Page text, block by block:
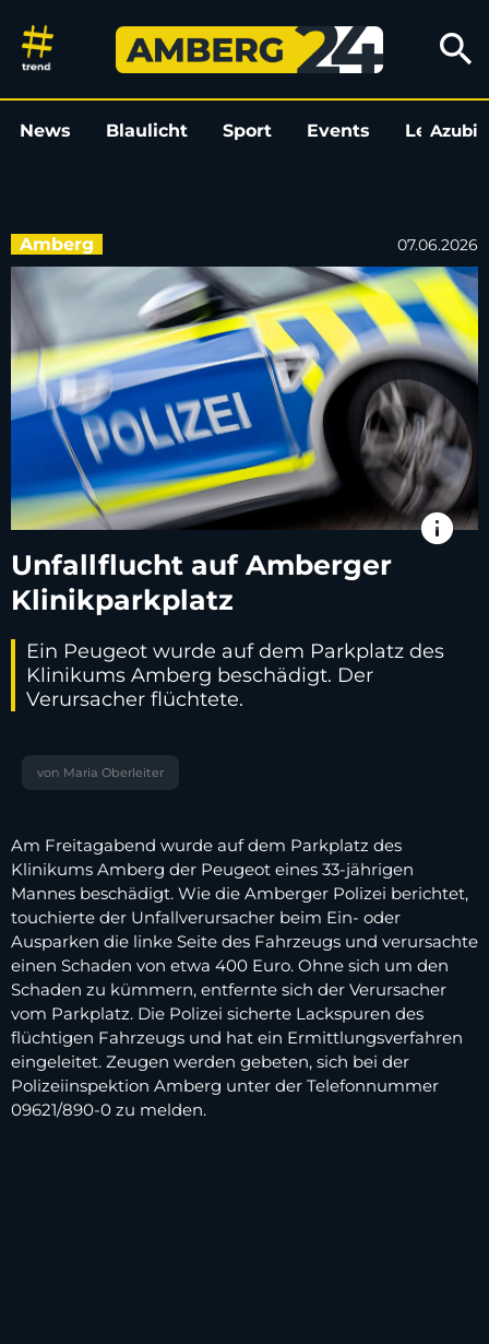
Unfallflucht auf Amberger
search
News Blaulicht Sport Events LeoAzubi
Amberg 07.06.2026
info
Unfallflucht auf Amberger
Klinikparkplatz
Ein Peugeot wurde auf dem Parkplatz des
Klinikums Amberg beschädigt. Der
Verursacher flüchtete.
von Maria Oberleiter
Am Freitagabend wurde auf dem Parkplatz des
Klinikums Amberg der Peugeot eines 33-jährigen
Mannes beschädigt. Wie die Amberger Polizei berichtet,
touchierte der Unfallverursacher beim Ein- oder
Ausparken die linke Seite des Fahrzeugs und verursachte
einen Schaden von etwa 400 Euro. Ohne sich um den
Schaden zu kümmern, entfernte sich der Verursacher
vom Parkplatz. Die Polizei sicherte Lackspuren des
flüchtigen Fahrzeugs und hat ein Ermittlungsverfahren
eingeleitet. Zeugen werden gebeten, sich bei der
Polizeiinspektion Amberg unter der Telefonnummer
09621/890-0 zu melden.